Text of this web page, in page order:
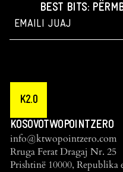
BEST BITS:
K2.0
KOSOVOTWOPOINTZERO
info@ktwopointzero.com
Rruga Ferat Dragaj Nr. 25
Prishtinë 10000, Republika